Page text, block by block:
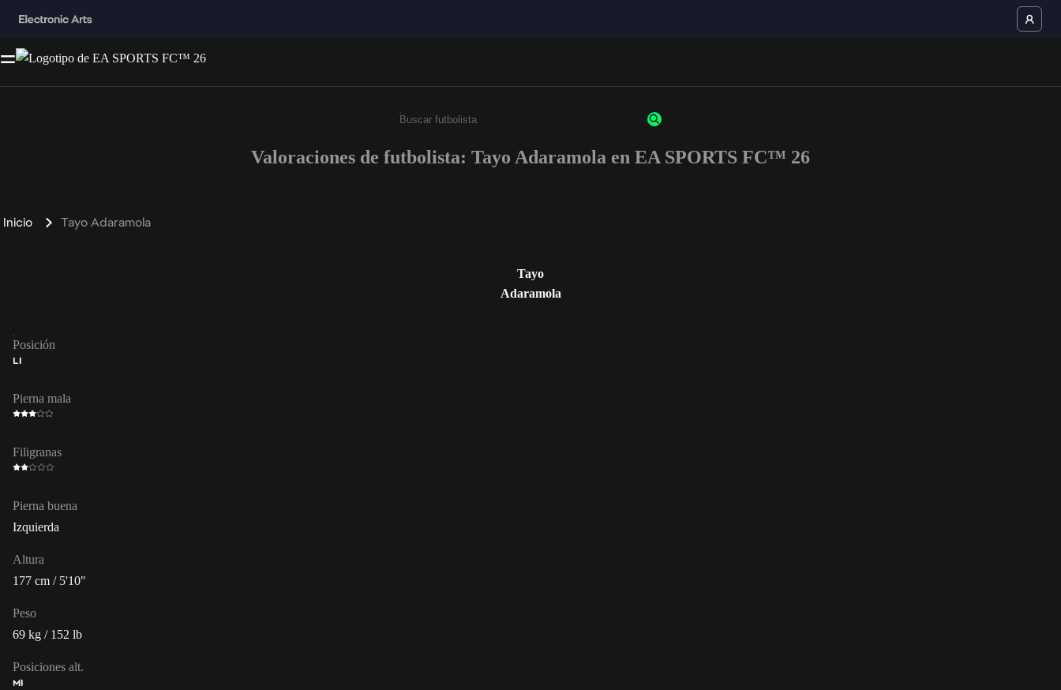
Escribe un mínimo de 3 caracteres o números.
Valoraciones de futbolista: Tayo Adaramola en EA SPORTS FC™ 26
Inicio Tayo Adaramola
Tayo
Adaramola
Posición
LI
Pierna mala
Filigranas
Pierna buena
Izquierda
Altura
177 cm / 5'10"
Peso
69 kg / 152 lb
Posiciones alt.
MI